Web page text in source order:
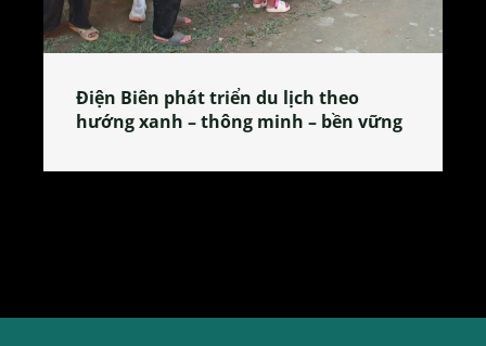
Làng làm bánh tẻ Phú Nhi – nơi lan
tỏa đặc sản xứ Đoài